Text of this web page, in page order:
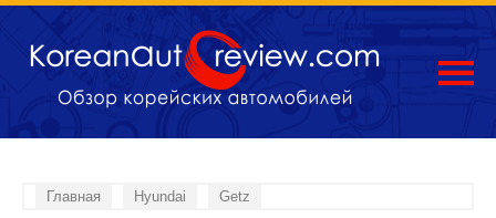
Главная Hyundai Getz